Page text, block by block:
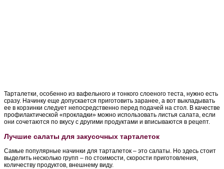
Тарталетки, особенно из вафельного и тонкого слоеного теста, нужно есть
сразу. Начинку еще допускается приготовить заранее, а вот выкладывать
ее в корзинки следует непосредственно перед подачей на стол. В качестве
профилактической «прокладки» можно использовать листья салата, если
они сочетаются по вкусу с другими продуктами и вписываются в рецепт.
Лучшие салаты для закусочных тарталеток
Самые популярные начинки для тарталеток – это салаты. Но здесь стоит
выделить несколько групп – по стоимости, скорости приготовления,
количеству продуктов, внешнему виду.